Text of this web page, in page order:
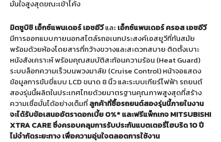
มั่นใจสูงสุดขณะเข้าโค้ง
มิตซูบิชิเอ็กซ์แพนเดอร์เอชอีวีและเอ็กซ์แพนเดอร์ครอสเอชอีวี
มีการออกแบบภายนอกสไตล์รถอเนกประสงค์เอสยูวีที่ทันสมัย
พร้อมด้วยห้องโดยสารที่กว้างขวางและสะดวกสบาย ติดตั้งเบาะ
หนังสังเคราะห์ พร้อมคุณสมบัติสะท้อนความร้อน (Heat Guard)
ระบบล็อกความเร็วบนพวงมาลัย (Cruise Control) หน้าจอแสดง
ข้อมูลการขับขี่แบบ LCD ขนาด 8 นิ้ว และระบบเกียร์ไฟฟ้า รถยนต์
สองรุ่นนี้ผลิตในประเทศไทยด้วยมาตรฐานคุณภาพสูงสุดที่สร้าง
ความเชื่อมั่นได้อย่างเต็มที่ลูกค้าที่ซื้อรถยนต์สองรุ่นนี้ภายในงาน
จะได้รับข้อเสนออัตราดอกเบี้ย0%*และฟรีแพ็กเกจMITSUBISHI
XTRA CAREซึ่งครอบคลุมการรับประกันแบตเตอรี่ไฮบริด10ปี
ไม่จำกัดระยะทางเพื่อความอุ่นใจตลอดการใช้งาน